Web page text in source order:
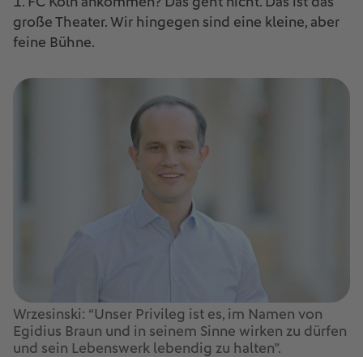
große Theater. Wir hingegen sind eine kleine, aber
feine Bühne.
Wrzesinski: “Unser Privileg ist es, im Namen von
Egidius Braun und in seinem Sinne wirken zu dürfen
und sein Lebenswerk lebendig zu halten”.